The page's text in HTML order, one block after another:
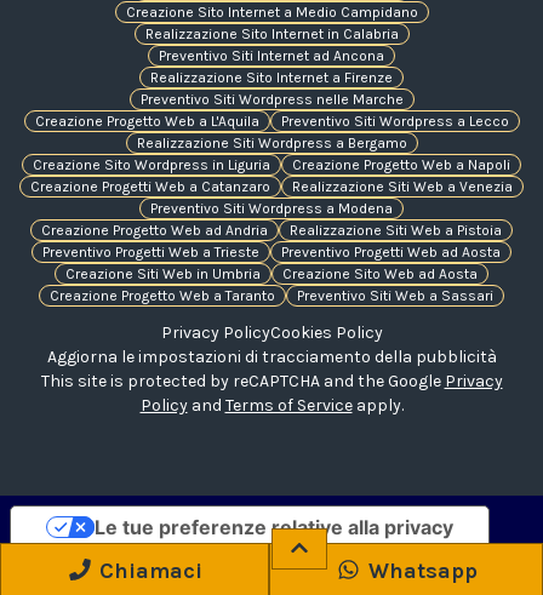
Creazione Sito Internet a Medio Campidano
Realizzazione Sito Internet in Calabria
Preventivo Siti Internet ad Ancona
Realizzazione Sito Internet a Firenze
Preventivo Siti Wordpress nelle Marche
Creazione Progetto Web a L'Aquila
Preventivo Siti Wordpress a Lecco
Realizzazione Siti Wordpress a Bergamo
Creazione Sito Wordpress in Liguria
Creazione Progetto Web a Napoli
Creazione Progetti Web a Catanzaro
Realizzazione Siti Web a Venezia
Preventivo Siti Wordpress a Modena
Creazione Progetto Web ad Andria
Realizzazione Siti Web a Pistoia
Preventivo Progetti Web a Trieste
Preventivo Progetti Web ad Aosta
Creazione Siti Web in Umbria
Creazione Sito Web ad Aosta
Creazione Progetto Web a Taranto
Preventivo Siti Web a Sassari
Privacy PolicyCookies Policy
Aggiorna le impostazioni di tracciamento della pubblicità
This site is protected by reCAPTCHA and the Google Privacy
Policyand Terms of Serviceapply.
Chiamaci Whatsapp
Informativa sulla raccolta
Le tue preferenze relative alla privacy